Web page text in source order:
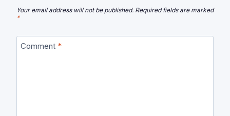
Your email address will not be published. Required fields are marked
*
Comment *